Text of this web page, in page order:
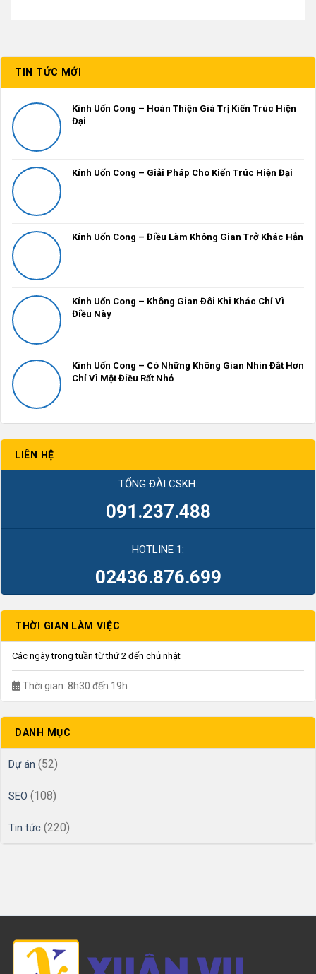
TIN TỨC MỚI
Kính Uốn Cong – Hoàn Thiện Giá Trị Kiến Trúc Hiện
Đại
Kính Uốn Cong – Giải Pháp Cho Kiến Trúc Hiện Đại
Kính Uốn Cong – Điều Làm Không Gian Trở Khác Hẳn
Kính Uốn Cong – Không Gian Đôi Khi Khác Chỉ Vì
Điều Này
Kính Uốn Cong – Có Những Không Gian Nhìn Đắt Hơn
Chỉ Vì Một Điều Rất Nhỏ
LIÊN HỆ
TỔNG ĐÀI CSKH:
091.237.488
HOTLINE 1:
02436.876.699
THỜI GIAN LÀM VIỆC
Các ngày trong tuần từ thứ 2 đến chủ nhật
Thời gian: 8h30 đến 19h
DANH MỤC
Dự án (52)
SEO (108)
Tin tức (220)